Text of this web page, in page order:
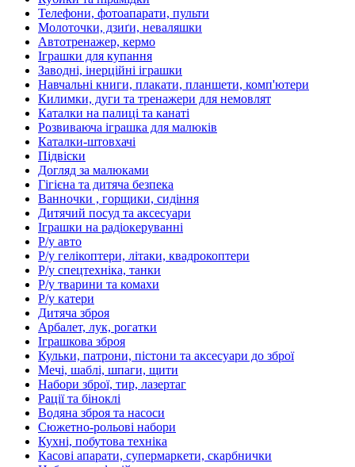
Телефони, фотоапарати, пульти
Молоточки, дзиґи, неваляшки
Автотренажер, кермо
Іграшки для купання
Заводні, інерційні іграшки
Навчальні книги, плакати, планшети, комп'ютери
Килимки, дуги та тренажери для немовлят
Каталки на палиці та канаті
Розвиваюча іграшка для малюків
Каталки-штовхачі
Підвіски
Догляд за малюками
Гігієна та дитяча безпека
Ванночки , горщики, сидіння
Дитячий посуд та аксесуари
Іграшки на радіокеруванні
Р/у авто
Р/у гелікоптери, літаки, квадрокоптери
Р/у спецтехніка, танки
Р/у тварини та комахи
Р/у катери
Дитяча зброя
Арбалет, лук, рогатки
Іграшкова зброя
Кульки, патрони, пістони та аксесуари до зброї
Мечі, шаблі, шпаги, щити
Набори зброї, тир, лазертаг
Рації та біноклі
Водяна зброя та насоси
Сюжетно-рольові набори
Кухні, побутова техніка
Касові апарати, супермаркети, скарбнички